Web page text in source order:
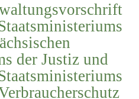
der Justiz und